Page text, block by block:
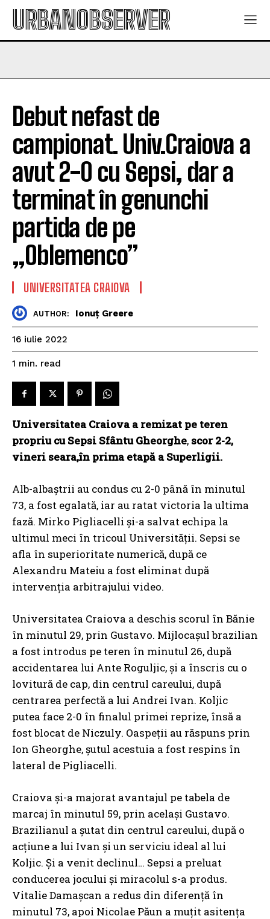
URBANOBSERVER
Debut nefast de
campionat. Univ.Craiova a
avut 2-0 cu Sepsi, dar a
terminat în genunchi
partida de pe
„Oblemenco”
UNIVERSITATEA CRAIOVA
AUTHOR: Ionuț Greere
16 iulie 2022
1 min. read
Universitatea Craiova a remizat pe teren
propriu cu Sepsi Sfântu Gheorghe, scor 2-2,
vineri seara,în prima etapă a Superligii.
Alb-albaștrii au condus cu 2-0 până în minutul
73, a fost egalată, iar au ratat victoria la ultima
fază. Mirko Pigliacelli și-a salvat echipa la
ultimul meci în tricoul Universității. Sepsi se
afla în superioritate numerică, după ce
Alexandru Mateiu a fost eliminat după
intervenția arbitrajului video.
Universitatea Craiova a deschis scorul în Bănie
în minutul 29, prin Gustavo. Mijlocașul brazilian
a fost introdus pe teren în minutul 26, după
accidentarea lui Ante Roguljic, și a înscris cu o
lovitură de cap, din centrul careului, după
centrarea perfectă a lui Andrei Ivan. Koljic
putea face 2-0 în finalul primei reprize, însă a
fost blocat de Niczuly. Oaspeții au răspuns prin
Ion Gheorghe, șutul acestuia a fost respins în
lateral de Pigliacelli.
Craiova și-a majorat avantajul pe tabela de
marcaj în minutul 59, prin același Gustavo.
Brazilianul a șutat din centrul careului, după o
acțiune a lui Ivan și un serviciu ideal al lui
Koljic. Și a venit declinul… Sepsi a preluat
conducerea jocului și miracolul s-a produs.
Vitalie Damașcan a redus din diferență în
minutul 73, apoi Nicolae Păun a muțit asitența